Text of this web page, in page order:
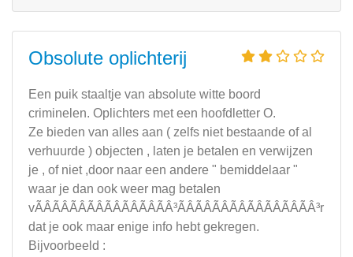
Obsolute oplichterij
Een puik staaltje van absolute witte boord
criminelen. Oplichters met een hoofdletter O.
Ze bieden van alles aan ( zelfs niet bestaande of al
verhuurde ) objecten , laten je betalen en verwijzen
je , of niet ,door naar een andere " bemiddelaar "
waar je dan ook weer mag betalen
vÃÂÃÂÃÂÃÂÃÂÃÂÃÂÃÂ³ÃÂÃÂÃÂÃÂÃÂÃÂÃÂÃÂ³r
dat je ook maar enige info hebt gekregen.
Bijvoorbeeld :